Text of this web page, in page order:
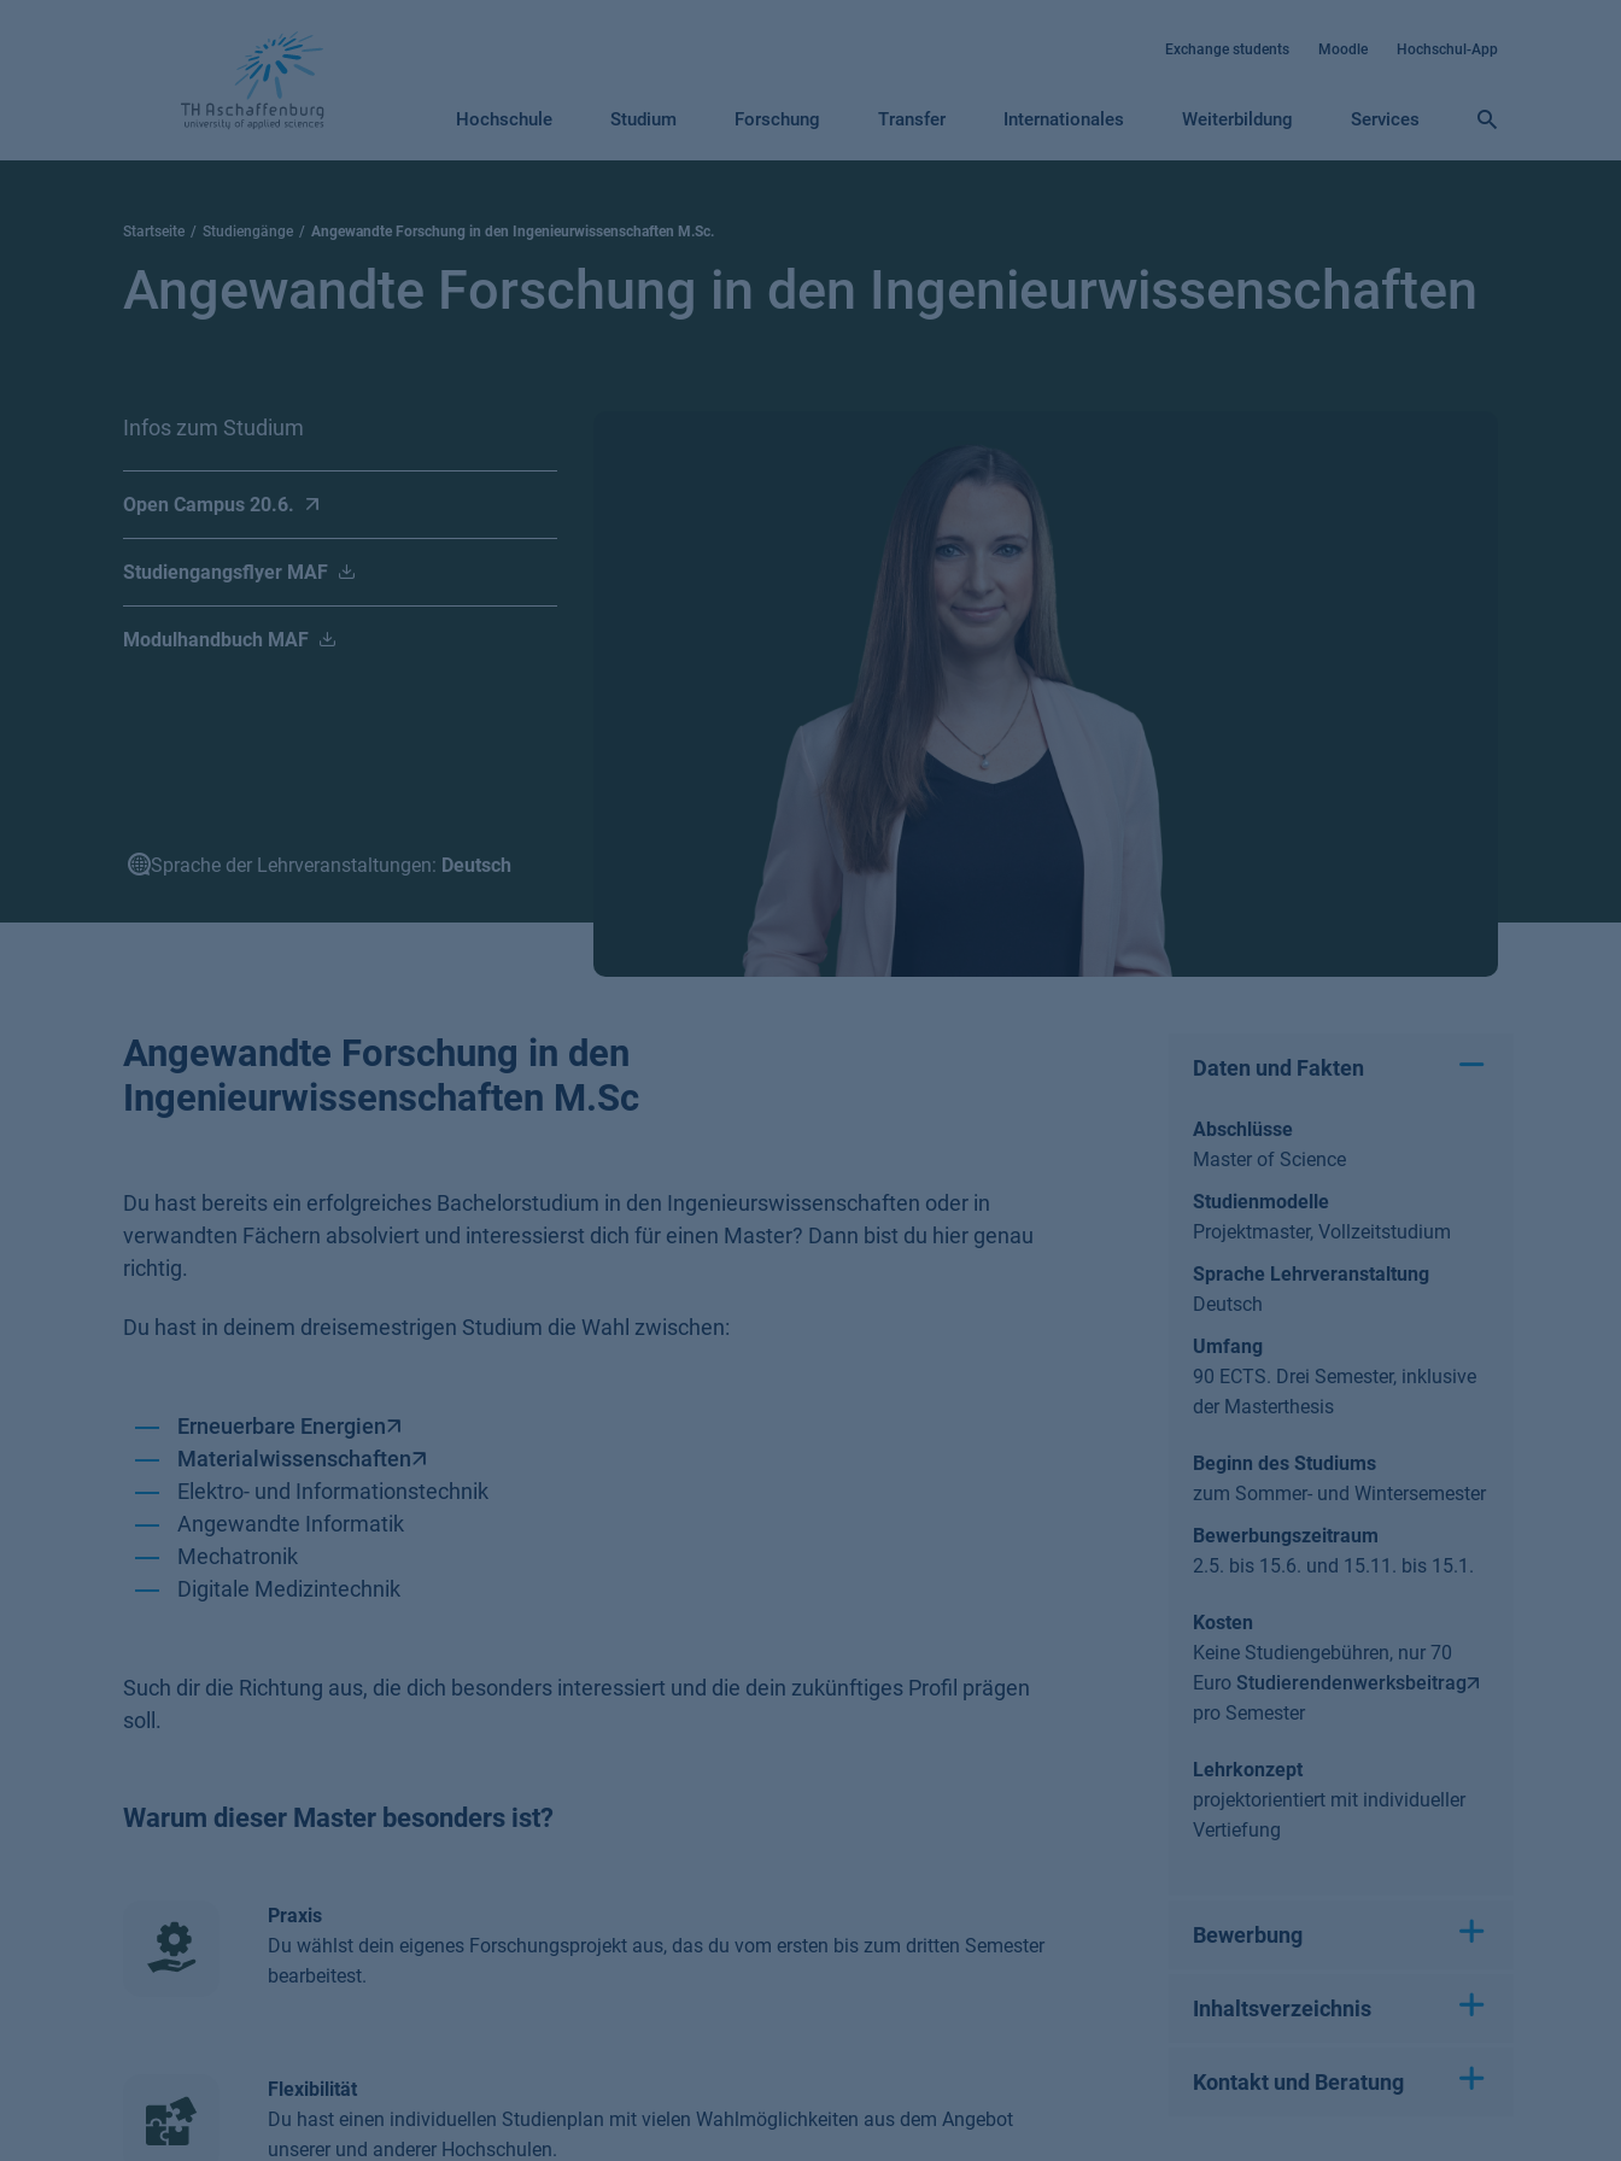
Exchange students Moodle Hochschul-App
Hochschule Studium Forschung Transfer Internationales Weiterbildung Services
Startseite Studiengänge Angewandte Forschung in den Ingenieurwissenschaften M.Sc.
Angewandte Forschung in den Ingenieurwissenschaften
Infos zum Studium
Open Campus 20.6.
Studiengangsflyer MAF
Modulhandbuch MAF
Sprache der Lehrveranstaltungen: Deutsch
Daten und Fakten
Abschlüsse
Master of Science
Studienmodelle
Projektmaster, Vollzeitstudium
Sprache Lehrveranstaltung
Deutsch
Umfang
90 ECTS. Drei Semester, inklusive
der Masterthesis
Beginn des Studiums
zum Sommer- und Wintersemester
Bewerbungszeitraum
2.5. bis 15.6. und 15.11. bis 15.1.
Kosten
Keine Studiengebühren, nur 70
Euro Studierendenwerksbeitrag
pro Semester
Lehrkonzept
projektorientiert mit individueller
Vertiefung
Bewerbung
Inhaltsverzeichnis
Kontakt und Beratung
Angewandte Forschung in den
Ingenieurwissenschaften M.Sc
Du hast bereits ein erfolgreiches Bachelorstudium in den Ingenieurswissenschaften oder in
verwandten Fächern absolviert und interessierst dich für einen Master? Dann bist du hier genau
richtig.
Du hast in deinem dreisemestrigen Studium die Wahl zwischen:
Erneuerbare Energien
Materialwissenschaften
Elektro- und Informationstechnik
Angewandte Informatik
Mechatronik
Digitale Medizintechnik
Such dir die Richtung aus, die dich besonders interessiert und die dein zukünftiges Profil prägen
soll.
Warum dieser Master besonders ist?
Praxis
Du wählst dein eigenes Forschungsprojekt aus, das du vom ersten bis zum dritten Semester
bearbeitest.
Flexibilität
Du hast einen individuellen Studienplan mit vielen Wahlmöglichkeiten aus dem Angebot
unserer und anderer Hochschulen.